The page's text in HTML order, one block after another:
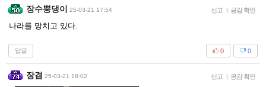
장수뿡댕이 25-03-21 17:54 신고 | 공감 확인
나라를 망치고 있다.
답글 0
0
장겸 25-03-21 18:02 신고 | 공감 확인